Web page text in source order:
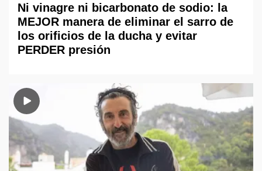
Ni vinagre ni bicarbonato de sodio: la
MEJOR manera de eliminar el sarro de
los orificios de la ducha y evitar
PERDER presión